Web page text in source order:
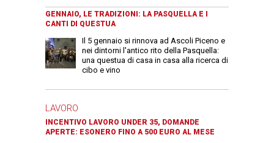
GENNAIO, LE TRADIZIONI: LA PASQUELLA E I
CANTI DI QUESTUA
Il 5 gennaio si rinnova ad Ascoli Piceno e
nei dintorni l'antico rito della Pasquella:
una questua di casa in casa alla ricerca di
cibo e vino
LAVORO
INCENTIVO LAVORO UNDER 35, DOMANDE
APERTE: ESONERO FINO A 500 EURO AL MESE